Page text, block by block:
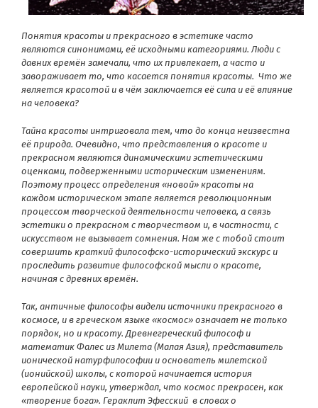
Понятия красоты и прекрасного в эстетике часто
являются синонимами, её исходными категориями. Люди с
давних времён замечали, что их привлекает, а часто и
завораживает то, что касается понятия красоты. Что же
является красотой и в чём заключается её сила и её влияние
на человека?
Тайна красоты интриговала тем, что до конца неизвестна
её природа. Очевидно, что представления о красоте и
прекрасном являются динамическими эстетическими
оценками, подверженными историческим изменениям.
Поэтому процесс определения «новой» красоты на
каждом историческом этапе является революционным
процессом творческой деятельности человека, а связь
эстетики о прекрасном с творчеством и, в частности, с
искусством не вызывает сомнения. Нам же с тобой стоит
совершить краткий философско-исторический экскурс и
проследить развитие философской мысли о красоте,
начиная с древних времён.
Так, античные философы видели источники прекрасного в
космосе, и в греческом языке «космос» означает не только
порядок, но и красоту. Древнегреческий философ и
математик Фалес из Милета (Малая Азия), представитель
ионической натурфилософии и основатель милетской
(ионийской) школы, с которой начинается история
европейской науки, утверждал, что космос прекрасен, как
«творение бога». Гераклит Эфесский в словах о